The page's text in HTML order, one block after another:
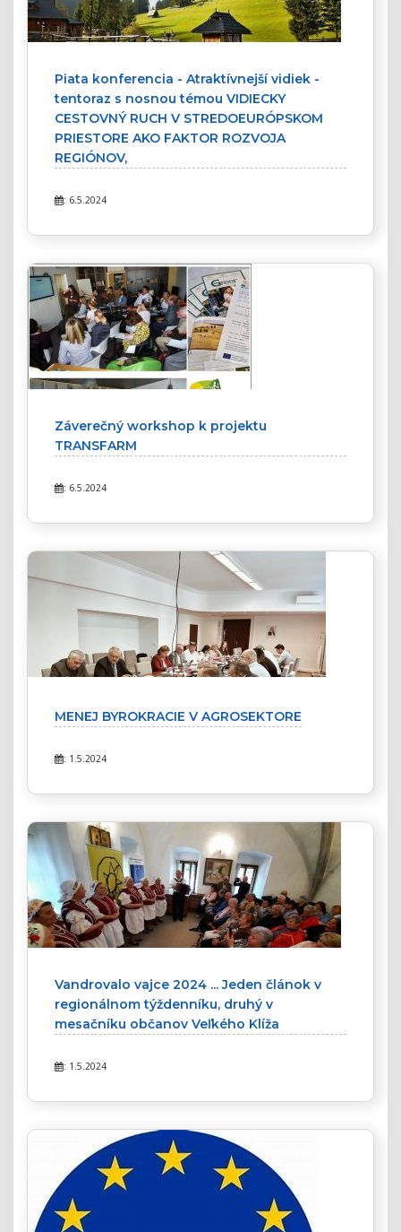
Piata konferencia - Atraktívnejší vidiek -
tentoraz s nosnou témou VIDIECKY
CESTOVNÝ RUCH V STREDOEURÓPSKOM
PRIESTORE AKO FAKTOR ROZVOJA
REGIÓNOV,
: 6.5.2024
Záverečný workshop k projektu
TRANSFARM
: 6.5.2024
MENEJ BYROKRACIE V AGROSEKTORE
: 1.5.2024
Vandrovalo vajce 2024 ... Jeden článok v
regionálnom týždenníku, druhý v
mesačníku občanov Veľkého Klíža
: 1.5.2024